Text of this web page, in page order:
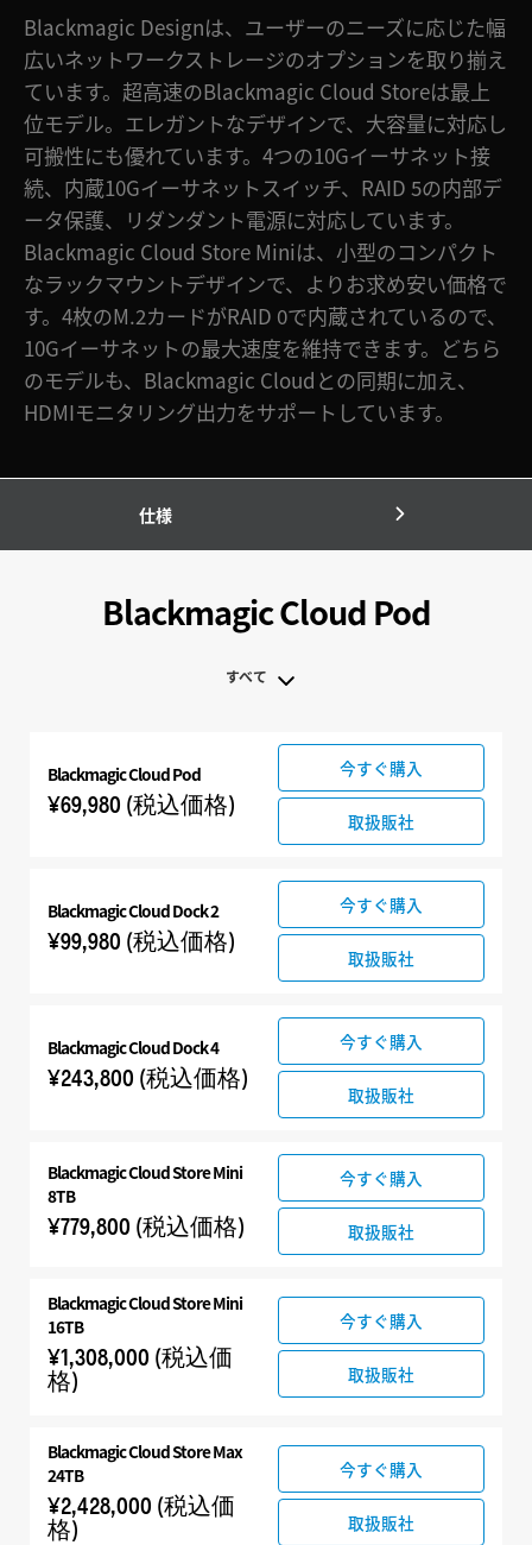
Blackmagic Designは、ユーザーのニーズに応じた幅
広いネットワークストレージのオプションを取り揃え
ています。超高速のBlackmagic Cloud Storeは最上
位モデル。エレガントなデザインで、大容量に対応し
可搬性にも優れています。4つの10Gイーサネット接
続、内蔵10Gイーサネットスイッチ、RAID 5の内部デ
ータ保護、リダンダント電源に対応しています。
Blackmagic Cloud Store Miniは、小型のコンパクト
なラックマウントデザインで、よりお求め安い価格で
す。4枚のM.2カードがRAID 0で内蔵されているので、
10Gイーサネットの最大速度を維持できます。どちら
のモデルも、Blackmagic Cloudとの同期に加え、
HDMIモニタリング出力をサポートしています。
仕様
Blackmagic Cloud Pod
すべて
Blackmagic Cloud Pod
Blackmagic Cloud Pod
¥69,980 (税込価格)
今すぐ購入
取扱販社
Blackmagic Cloud Dock 2
¥99,980 (税込価格)
今すぐ購入
取扱販社
Blackmagic Cloud Dock 4
¥243,800 (税込価格)
今すぐ購入
取扱販社
Blackmagic Cloud Store Mini
8TB
¥779,800 (税込価格)
今すぐ購入
取扱販社
Blackmagic Cloud Store Mini
16TB
¥1,308,000 (税込価
格)
今すぐ購入
取扱販社
Blackmagic Cloud Store Max
24TB
¥2,428,000 (税込価
格)
今すぐ購入
取扱販社